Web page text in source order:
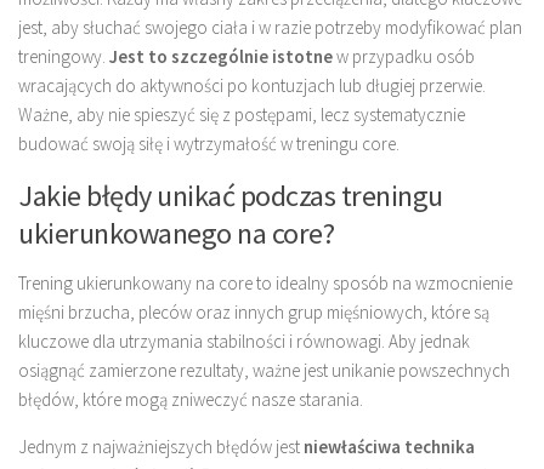
jest, aby słuchać swojego ciała i w razie potrzeby modyfikować plan
treningowy. Jest to szczególnie istotnew przypadku osób
wracających do aktywności po kontuzjach lub długiej przerwie.
Ważne, aby nie spieszyć się z postępami, lecz systematycznie
budować swoją siłę i wytrzymałość w treningu core.
Jakie błędy unikać podczas treningu
ukierunkowanego na core?
Trening ukierunkowany na core to idealny sposób na wzmocnienie
mięśni brzucha, pleców oraz innych grup mięśniowych, które są
kluczowe dla utrzymania stabilności i równowagi. Aby jednak
osiągnąć zamierzone rezultaty, ważne jest unikanie powszechnych
błędów, które mogą zniweczyć nasze starania.
Jednym z najważniejszych błędów jest niewłaściwa technika